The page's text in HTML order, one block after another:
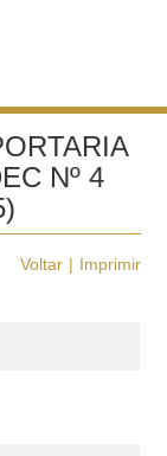
Nº 4
Voltar Imprimir